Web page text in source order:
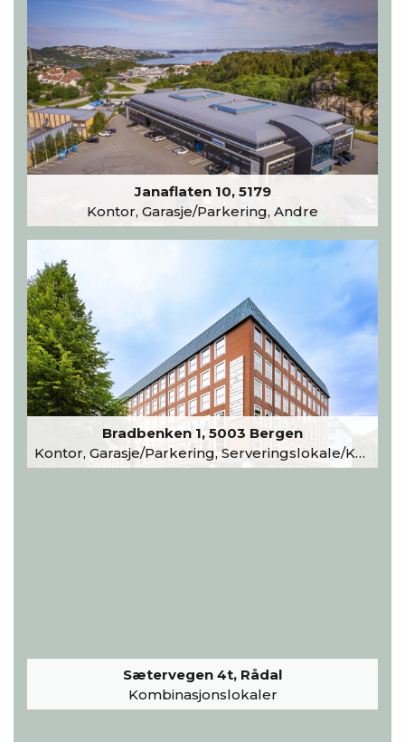
Janaflaten 10, 5179
Kontor, Garasje/Parkering, Andre
Bradbenken 1, 5003 Bergen
Kontor, Garasje/Parkering, Serveringslokale/Kantine, Undervisning/Arrangement
Sætervegen 4t, Rådal
Kombinasjonslokaler